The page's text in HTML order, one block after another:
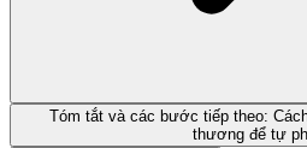
Tóm tắt và các bước tiếp theo:
thương để tự